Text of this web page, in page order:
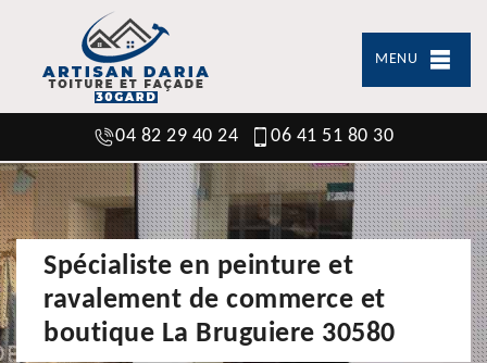
MENU
04 82 29 40 24 06 41 51 80 30
Spécialiste en peinture et
ravalement de commerce et
boutique La Bruguiere 30580